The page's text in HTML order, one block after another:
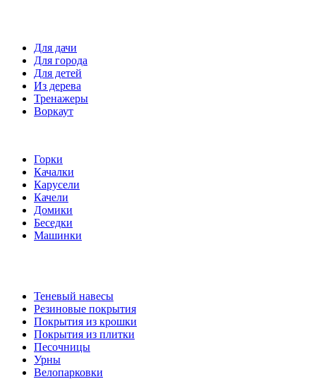
Для дачи
Для города
Для детей
Из дерева
Тренажеры
Воркаут
Горки
Качалки
Карусели
Качели
Домики
Беседки
Машинки
Теневый навесы
Резиновые покрытия
Покрытия из крошки
Покрытия из плитки
Песочницы
Урны
Велопарковки